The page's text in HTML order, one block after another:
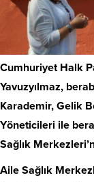
Cumhuriyet Halk
Yavuzyılmaz,
Karademir, Gelik
Yöneticileri ile
Sağlık
Aile Sağlık